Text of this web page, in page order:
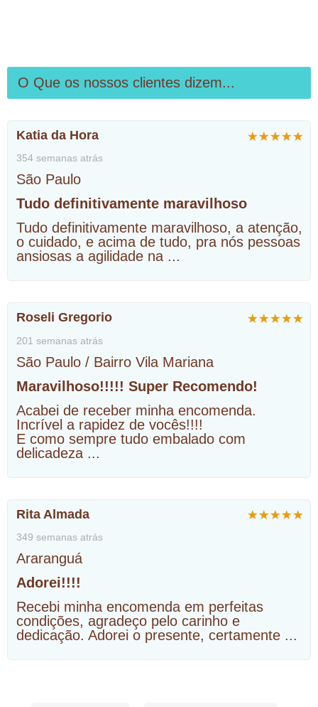
O Que os nossos clientes dizem...
Katia da Hora
354 semanas atrás
São Paulo
Tudo definitivamente maravilhoso
Tudo definitivamente maravilhoso, a atenção,
o cuidado, e acima de tudo, pra nós pessoas
ansiosas a agilidade na ...
Roseli Gregorio
201 semanas atrás
São Paulo / Bairro Vila Mariana
Maravilhoso!!!!! Super Recomendo!
Acabei de receber minha encomenda.
Incrível a rapidez de vocês!!!!
E como sempre tudo embalado com
delicadeza ...
Rita Almada
349 semanas atrás
Araranguá
Adorei!!!!
Recebi minha encomenda em perfeitas
condições, agradeço pelo carinho e
dedicação. Adorei o presente, certamente ...